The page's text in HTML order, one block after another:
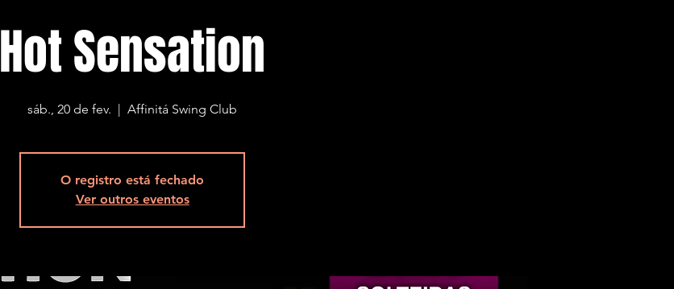
Hot Sensation
sáb., 20 de fev.
  |
Affinitá Swing Club
O registro está fechado
Ver outros eventos